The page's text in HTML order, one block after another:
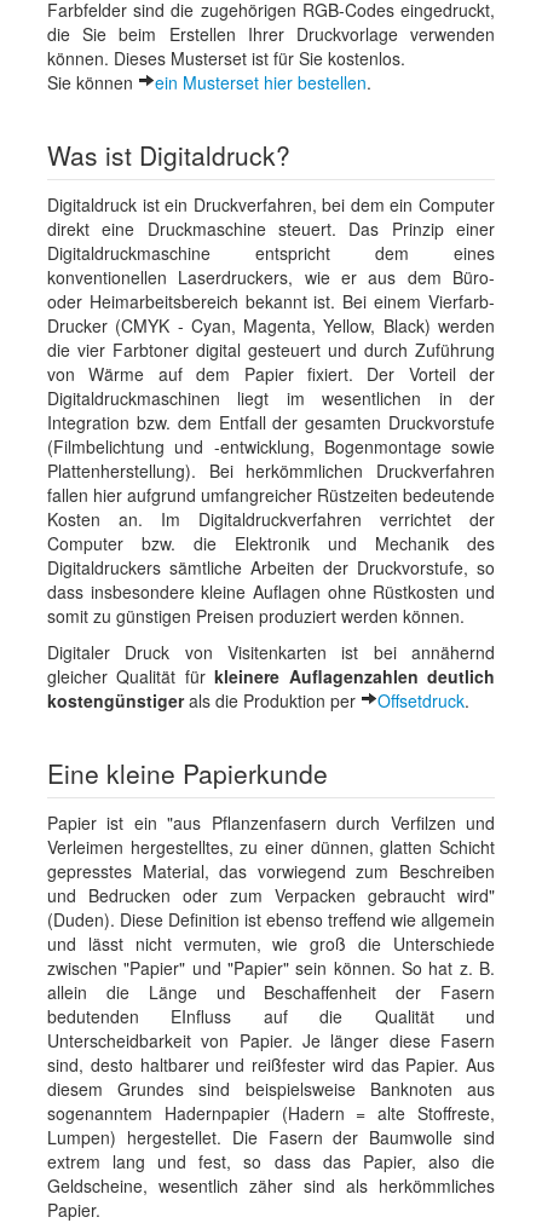
Farbfelder sind die zugehörigen RGB-Codes eingedruckt,
die Sie beim Erstellen Ihrer Druckvorlage verwenden
können. Dieses Musterset ist für Sie kostenlos.
Sie können
ein Musterset hier bestellen.
Was ist Digitaldruck?
Digitaldruck ist ein Druckverfahren, bei dem ein Computer
direkt eine Druckmaschine steuert. Das Prinzip einer
Digitaldruckmaschine entspricht dem eines
konventionellen Laserdruckers, wie er aus dem Büro-
oder Heimarbeitsbereich bekannt ist. Bei einem Vierfarb-
Drucker (CMYK - Cyan, Magenta, Yellow, Black) werden
die vier Farbtoner digital gesteuert und durch Zuführung
von Wärme auf dem Papier fixiert. Der Vorteil der
Digitaldruckmaschinen liegt im wesentlichen in der
Integration bzw. dem Entfall der gesamten Druckvorstufe
(Filmbelichtung und -entwicklung, Bogenmontage sowie
Plattenherstellung). Bei herkömmlichen Druckverfahren
fallen hier aufgrund umfangreicher Rüstzeiten bedeutende
Kosten an. Im Digitaldruckverfahren verrichtet der
Computer bzw. die Elektronik und Mechanik des
Digitaldruckers sämtliche Arbeiten der Druckvorstufe, so
dass insbesondere kleine Auflagen ohne Rüstkosten und
somit zu günstigen Preisen produziert werden können.
Digitaler Druck von Visitenkarten ist bei annähernd
gleicher Qualität fürkleinere Auflagenzahlen deutlich
kostengünstigerals die Produktion per Offsetdruck.
Eine kleine Papierkunde
Papier ist ein "aus Pflanzenfasern durch Verfilzen und
Verleimen hergestelltes, zu einer dünnen, glatten Schicht
gepresstes Material, das vorwiegend zum Beschreiben
und Bedrucken oder zum Verpacken gebraucht wird"
(Duden). Diese Definition ist ebenso treffend wie allgemein
und lässt nicht vermuten, wie groß die Unterschiede
zwischen "Papier" und "Papier" sein können. So hat z. B.
allein die Länge und Beschaffenheit der Fasern
bedutenden EInfluss auf die Qualität und
Unterscheidbarkeit von Papier. Je länger diese Fasern
sind, desto haltbarer und reißfester wird das Papier. Aus
diesem Grundes sind beispielsweise Banknoten aus
sogenanntem Hadernpapier (Hadern = alte Stoffreste,
Lumpen) hergestellet. Die Fasern der Baumwolle sind
extrem lang und fest, so dass das Papier, also die
Geldscheine, wesentlich zäher sind als herkömmliches
Papier.